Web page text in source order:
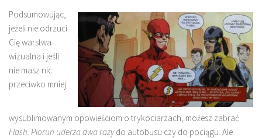
Podsumowując,
jeżeli nie odrzuci
Cię warstwa
wizualna i jeśli
nie masz nic
przeciwko mniej
wysublimowanym opowieściom o trykociarzach, możesz zabrać
Flash. Piorun uderza dwa razydo autobusu czy do pociągu. Ale